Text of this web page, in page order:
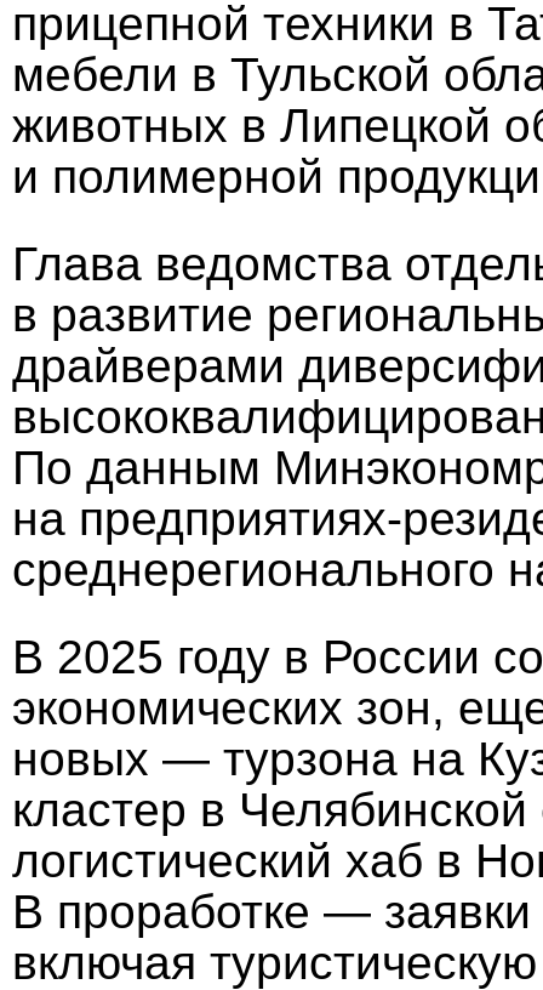
прицепной техники в
мебели в Тульской
животных в Липецкой
и полимерной
Глава ведомства
в развитие
драйверами
По данным
на предприятиях-
среднерегионального
В 2025 году в России
экономических зон,
новых — турзона на
кластер в
логистический хаб в
В проработке —
включая